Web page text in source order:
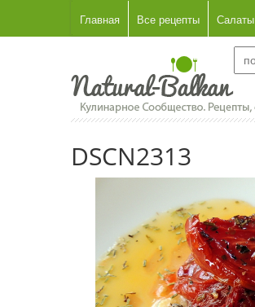
Главная Все рецепты Салаты
DSCN2313